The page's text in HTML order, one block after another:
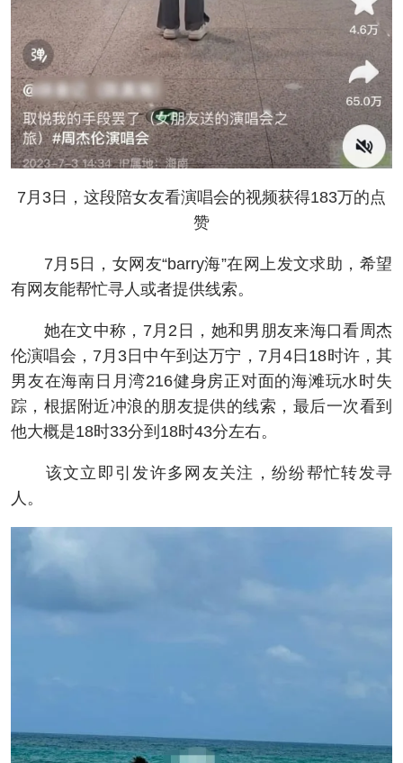
7月3日，这段陪女友看演唱会的视频获得183万的点
赞
7月5日，女网友“barry海”在网上发文求助，希望
有网友能帮忙寻人或者提供线索。
她在文中称，7月2日，她和男朋友来海口看周杰
伦演唱会，7月3日中午到达万宁，7月4日18时许，其
男友在海南日月湾216健身房正对面的海滩玩水时失
踪，根据附近冲浪的朋友提供的线索，最后一次看到
他大概是18时33分到18时43分左右。
该文立即引发许多网友关注，纷纷帮忙转发寻
人。